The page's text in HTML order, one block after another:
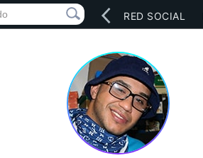
INICIO ARTISTAS RED SOCIAL